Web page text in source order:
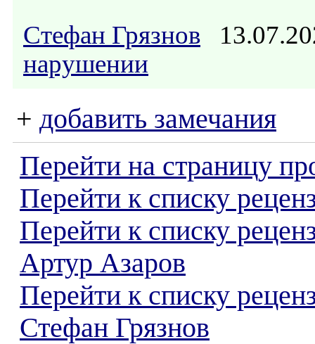
Стефан Грязнов
нарушении
+ добавить замечания
Перейти на страницу
Перейти к списку
Перейти к списку
Артур Азаров
Перейти к списку
Стефан Грязнов